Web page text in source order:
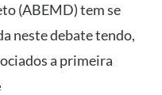
(ABEMD) tem se
neste debate tendo,
a primeira